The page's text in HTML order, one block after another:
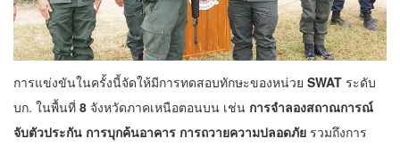
การแข่งขันในครั้งนี้จัดให้มีการทดสอบทักษะของหน่วย SWAT ระดับ
บก. ในพื้นที่ 8 จังหวัดภาคเหนือตอนบน เช่น การจำลองสถาณการณ์
จับตัวประกัน การบุกค้นอาคาร การถวายความปลอดภัย รวมถึงการ